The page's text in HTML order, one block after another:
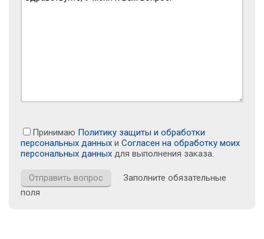
Принимаю Политику защиты и обработки
персональных данных и Согласен на обработку моих
персональных данных для выполнения заказа.
Заполните обязательные
поля